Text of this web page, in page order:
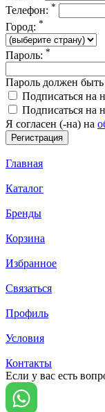
Телефон: *
Город: *
Пароль: *
Пароль должен
Подписаться на
Подписаться на
Я согласен (-на) на
Главная
Каталог
Бренды
Корзина
Избранное
Связаться
Профиль
Условия
Контакты
Если у вас есть